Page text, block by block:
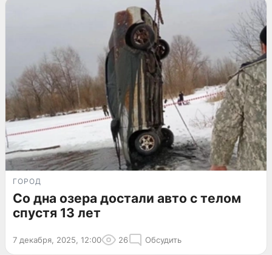
ГОРОД
Со дна озера достали авто с телом
спустя 13 лет
7 декабря, 2025, 12:00 26 Обсудить